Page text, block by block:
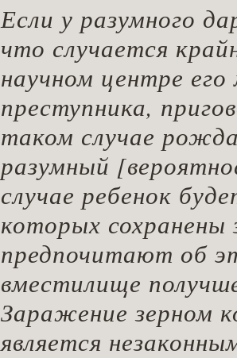
Если у разумного
что случается
научном центре
преступника,
таком случае
разумный
случае ребенок
которых сохранены
предпочитают об
вместилище
Заражение зерном
является